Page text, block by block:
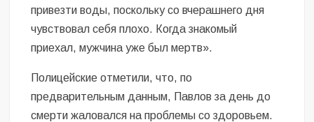
привезти воды, поскольку со вчерашнего дня
чувствовал себя плохо. Когда знакомый
приехал, мужчина уже был мертв».
Полицейские отметили, что, по
предварительным данным, Павлов за день до
смерти жаловался на проблемы со здоровьем.